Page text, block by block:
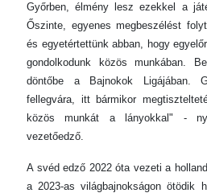
Győrben, élmény lesz ezekkel a
Őszinte, egyenes megbeszélést
és egyetértettünk abban, hogy
gondolkodunk közös munkában.
döntőbe a Bajnokok Ligájában.
fellegvára, itt bármikor
közös munkát a lányokkal" -
vezetőedző.
A svéd edző 2022 óta vezeti a
a 2023-as világbajnokságon ötödik